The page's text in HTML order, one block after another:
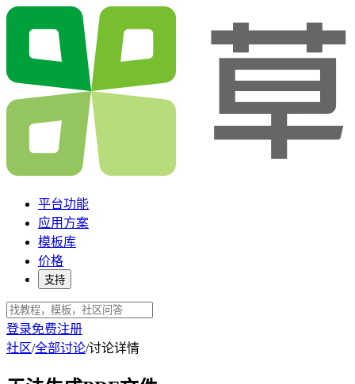
平台功能
应用方案
模板库
价格
支持
登录免费注册
社区/全部讨论/讨论详情